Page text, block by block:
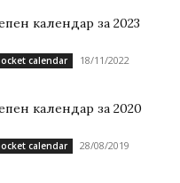
календар за 2023
calendar 18/11/2022
календар за 2020
calendar 28/08/2019